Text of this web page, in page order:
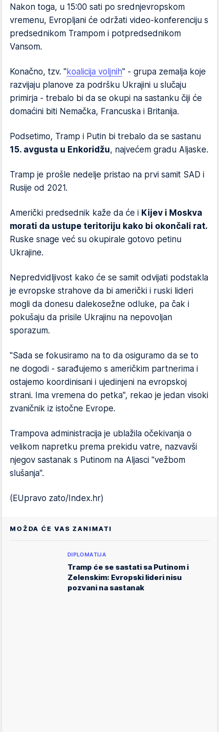
Nakon toga, u 15:00 sati po srednjevropskom
vremenu, Evropljani će održati video-konferenciju s
predsednikom Trampom i potpredsednikom
Vansom.
Konačno, tzv. "koalicija voljnih" - grupa zemalja koje
razvijaju planove za podršku Ukrajini u slučaju
primirja - trebalo bi da se okupi na sastanku čiji će
domaćini biti Nemačka, Francuska i Britanija.
Podsetimo, Tramp i Putin bi trebalo da se sastanu
15. avgusta u Enkoridžu, najvećem gradu Aljaske.
Tramp je prošle nedelje pristao na prvi samit SAD i
Rusije od 2021.
Američki predsednik kaže da će i Kijev i Moskva
morati da ustupe teritoriju kako bi okončali rat.
Ruske snage već su okupirale gotovo petinu
Ukrajine.
Nepredvidljivost kako će se samit odvijati podstakla
je evropske strahove da bi američki i ruski lideri
mogli da donesu dalekosežne odluke, pa čak i
pokušaju da prisile Ukrajinu na nepovoljan
sporazum.
"Sada se fokusiramo na to da osiguramo da se to
ne dogodi - sarađujemo s američkim partnerima i
ostajemo koordinisani i ujedinjeni na evropskoj
strani. Ima vremena do petka", rekao je jedan visoki
zvaničnik iz istočne Evrope.
Trampova administracija je ublažila očekivanja o
velikom napretku prema prekidu vatre, nazvavši
njegov sastanak s Putinom na Aljasci "vežbom
slušanja".
(EUpravo zato/Index.hr)
MOŽDA ĆE VAS ZANIMATI
DIPLOMATIJA
Tramp će se sastati sa Putinom i
Zelenskim: Evropski lideri nisu
pozvani na sastanak